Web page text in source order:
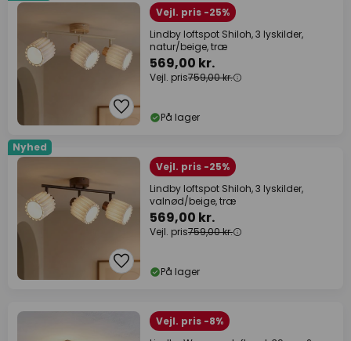
Vejl. pris -25%
Lindby loftspot Shiloh, 3 lyskilder,
natur/beige, træ
569,00 kr.
Vejl. pris759,00 kr.
På lager
Nyhed
Vejl. pris -25%
Lindby loftspot Shiloh, 3 lyskilder,
valnød/beige, træ
569,00 kr.
Vejl. pris759,00 kr.
På lager
Vejl. pris -8%